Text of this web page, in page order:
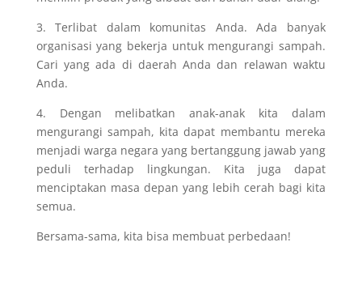
3. Terlibat dalam komunitas Anda. Ada banyak
organisasi yang bekerja untuk mengurangi sampah.
Cari yang ada di daerah Anda dan relawan waktu
Anda.
4. Dengan melibatkan anak-anak kita dalam
mengurangi sampah, kita dapat membantu mereka
menjadi warga negara yang bertanggung jawab yang
peduli terhadap lingkungan. Kita juga dapat
menciptakan masa depan yang lebih cerah bagi kita
semua.
Bersama-sama, kita bisa membuat perbedaan!